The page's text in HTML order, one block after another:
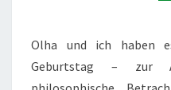
Olha und ich haben
Geburtstag – zur